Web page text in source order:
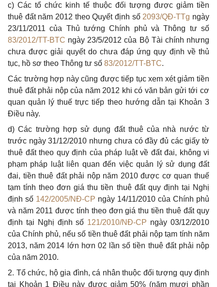
c) Các tổ chức kinh tế thuộc đối tượng được giảm tiền
thuê đất năm 2012 theo Quyết định số 2093/QĐ-TTg ngày
23/11/2011 của Thủ tướng Chính phủ và Thông tư số
83/2012/TT-BTC ngày 23/5/2012 của Bộ Tài chính nhưng
chưa được giải quyết do chưa đáp ứng quy định về thủ
tục, hồ sơ theo Thông tư số 83/2012/TT-BTC.
Các trường hợp này cũng được tiếp tục xem xét giảm tiền
thuê đất phải nộp của năm 2012 khi có văn bản gửi tới cơ
quan quản lý thuế trực tiếp theo hướng dẫn tại Khoản 3
Điều này.
d) Các trường hợp sử dụng đất thuê của nhà nước từ
trước ngày 31/12/2010 nhưng chưa có đầy đủ các giấy tờ
thuê đất theo quy định của pháp luật về đất đai, không vi
phạm pháp luật liên quan đến việc quản lý sử dụng đất
đai, tiền thuê đất phải nộp năm 2010 được cơ quan thuế
tạm tính theo đơn giá thu tiền thuê đất quy định tại Nghị
định số 142/2005/NĐ-CP ngày 14/11/2010 của Chính phủ
và năm 2011 được tính theo đơn giá thu tiền thuê đất quy
định tại Nghị định số 121/2010/NĐ-CP ngày 03/12/2010
của Chính phủ, nếu số tiền thuê đất phải nộp tạm tính năm
2013, năm 2014 lớn hơn 02 lần số tiền thuê đất phải nộp
của năm 2010.
2. Tổ chức, hộ gia đình, cá nhân thuộc đối tượng quy định
tại Khoản 1 Điều này được giảm 50% (năm mươi phần